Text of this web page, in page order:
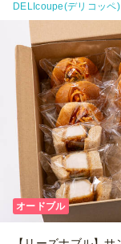
DELIcoupe(デリコッペ)
オードブル